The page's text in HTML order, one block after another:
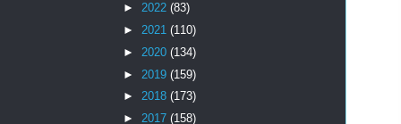
► 2022 (83)
► 2021 (110)
► 2020 (134)
► 2019 (159)
► 2018 (173)
► 2017 (158)